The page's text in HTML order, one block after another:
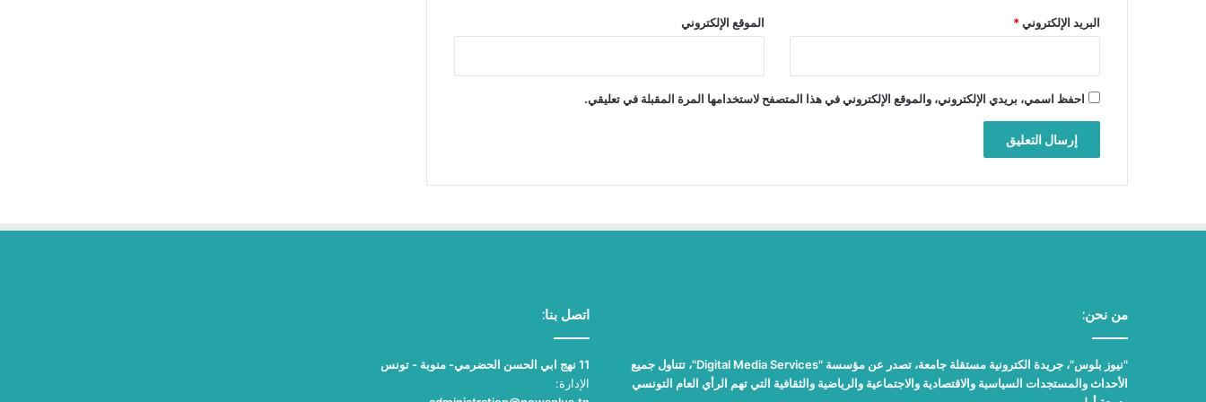
البريد الإلكتروني* الموقع الإلكتروني
احفظ اسمي، بريدي الإلكتروني، والموقع الإلكتروني في هذا المتصفح لاستخدامها المرة المقبلة في تعليقي.
من نحن:
"نيوز بلوس"، جريدة الكترونية مستقلة جامعة، تصدر عن مؤسسة "Digital Media Services"، تتناول جميع
الأحداث والمستجدات السياسية والاقتصادية والاجتماعية والرياضية والثقافية التي تهم الرأي العام التونسي
اتصل بنا:
11 نهج ابي الحسن الحضرمي- منوبة - تونس
الإدارة: